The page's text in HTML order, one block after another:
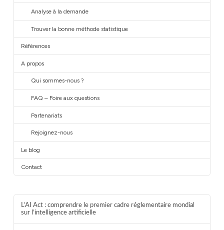
Analyse à la demande
Trouver la bonne méthode statistique
Références
A propos
Qui sommes-nous ?
FAQ – Foire aux questions
Partenariats
Rejoignez-nous
Le blog
Contact
L’AI Act : comprendre le premier cadre réglementaire mondial
sur l’intelligence artificielle